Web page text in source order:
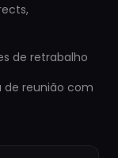
de retrabalho
de reunião com